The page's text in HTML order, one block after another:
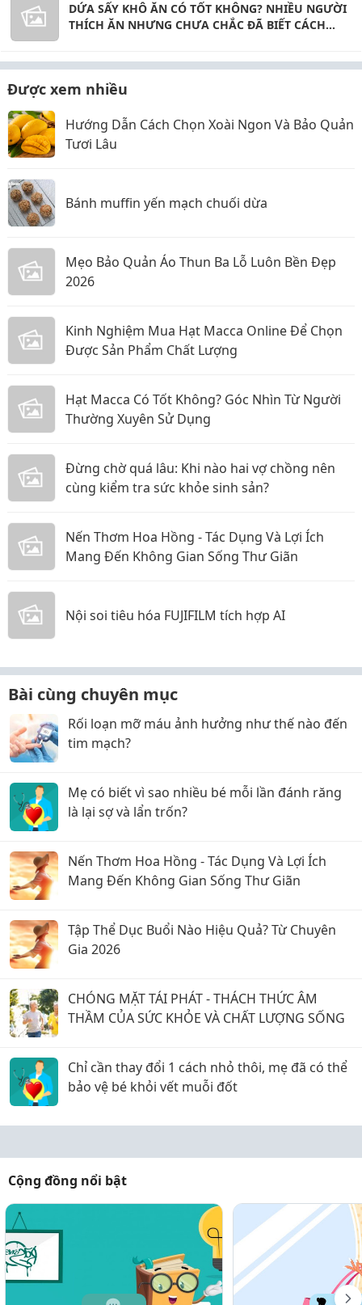
DỨA SẤY KHÔ ĂN CÓ TỐT KHÔNG? NHIỀU NGƯỜI
THÍCH ĂN NHƯNG CHƯA CHẮC ĐÃ BIẾT CÁCH
Được xem nhiều
Hướng Dẫn Cách Chọn Xoài Ngon Và Bảo Quản
Tươi Lâu
Bánh muffin yến mạch chuối dừa
Mẹo Bảo Quản Áo Thun Ba Lỗ Luôn Bền Đẹp
2026
Kinh Nghiệm Mua Hạt Macca Online Để Chọn
Được Sản Phẩm Chất Lượng
Hạt Macca Có Tốt Không? Góc Nhìn Từ Người
Thường Xuyên Sử Dụng
Đừng chờ quá lâu: Khi nào hai vợ chồng nên
cùng kiểm tra sức khỏe sinh sản?
Nến Thơm Hoa Hồng - Tác Dụng Và Lợi Ích
Mang Đến Không Gian Sống Thư Giãn
Nội soi tiêu hóa FUJIFILM tích hợp AI
Bài cùng chuyên mục
Rối loạn mỡ máu ảnh hưởng như thế nào đến
tim mạch?
Mẹ có biết vì sao nhiều bé mỗi lần đánh răng
là lại sợ và lẩn trốn?
Nến Thơm Hoa Hồng - Tác Dụng Và Lợi Ích
Mang Đến Không Gian Sống Thư Giãn
Tập Thể Dục Buổi Nào Hiệu Quả? Từ Chuyên
Gia 2026
CHÓNG MẶT TÁI PHÁT - THÁCH THỨC ÂM
THẦM CỦA SỨC KHỎE VÀ CHẤT LƯỢNG SỐNG
Chỉ cần thay đổi 1 cách nhỏ thôi, mẹ đã có thể
bảo vệ bé khỏi vết muỗi đốt
Cộng đồng nổi bật